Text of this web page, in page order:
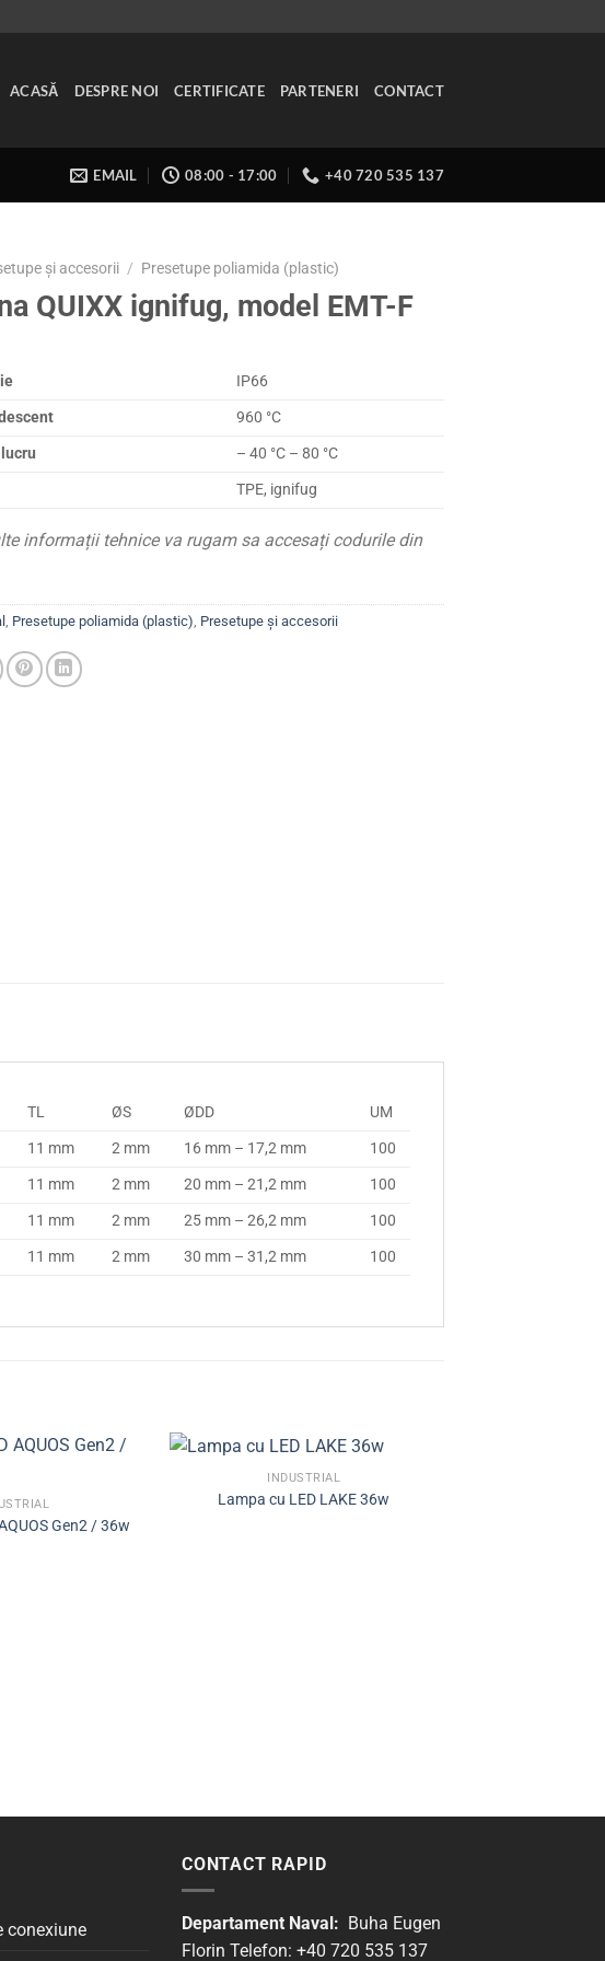
ACASĂ DESPRE NOI CERTIFICATE PARTENERI CONTACT
EMAIL 08:00 - 17:00 +40 720 535 137
și accesorii / Presetupe poliamida (plastic)
QUIXX ignifug, model EMT-F
IP66
960 °C
– 40 °C – 80 °C
TPE, ignifug
informații tehnice va rugam sa accesați codurile din
Presetupe poliamida (plastic) Presetupe și accesorii
TL ØS ØDD
UM
11 mm 2 mm 16 mm – 17,2 mm
100
11 mm 2 mm 20 mm – 21,2 mm
100
11 mm 2 mm 25 mm – 26,2 mm
100
11 mm 2 mm 30 mm – 31,2 mm 100
Gen2 / 36w
INDUSTRIAL
Lampa cu LED LAKE 36w
conexiune
CONTACT RAPID
Departament Naval: Buha Eugen
Florin Telefon: +40 720 535 137